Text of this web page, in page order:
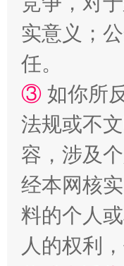
漫山遍野的桃花与
招工难、用
实意义；
任。
③ 如你所
法规或不
容，涉及
经本网核
料的个人
人的权利